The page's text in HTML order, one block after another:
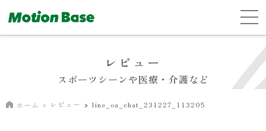
レビュー
スポーツシーンや医療・介護など
ホーム レビュー line_oa_chat_231227_113205